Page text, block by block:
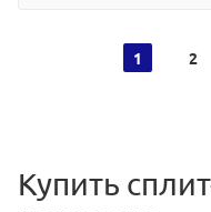
1 2
Купить